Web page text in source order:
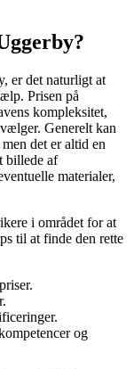
er det naturligt at
Prisen på
kompleksitet,
Generelt kan
det er altid en
billede af
materialer,
i området for at
til at finde den rette
og